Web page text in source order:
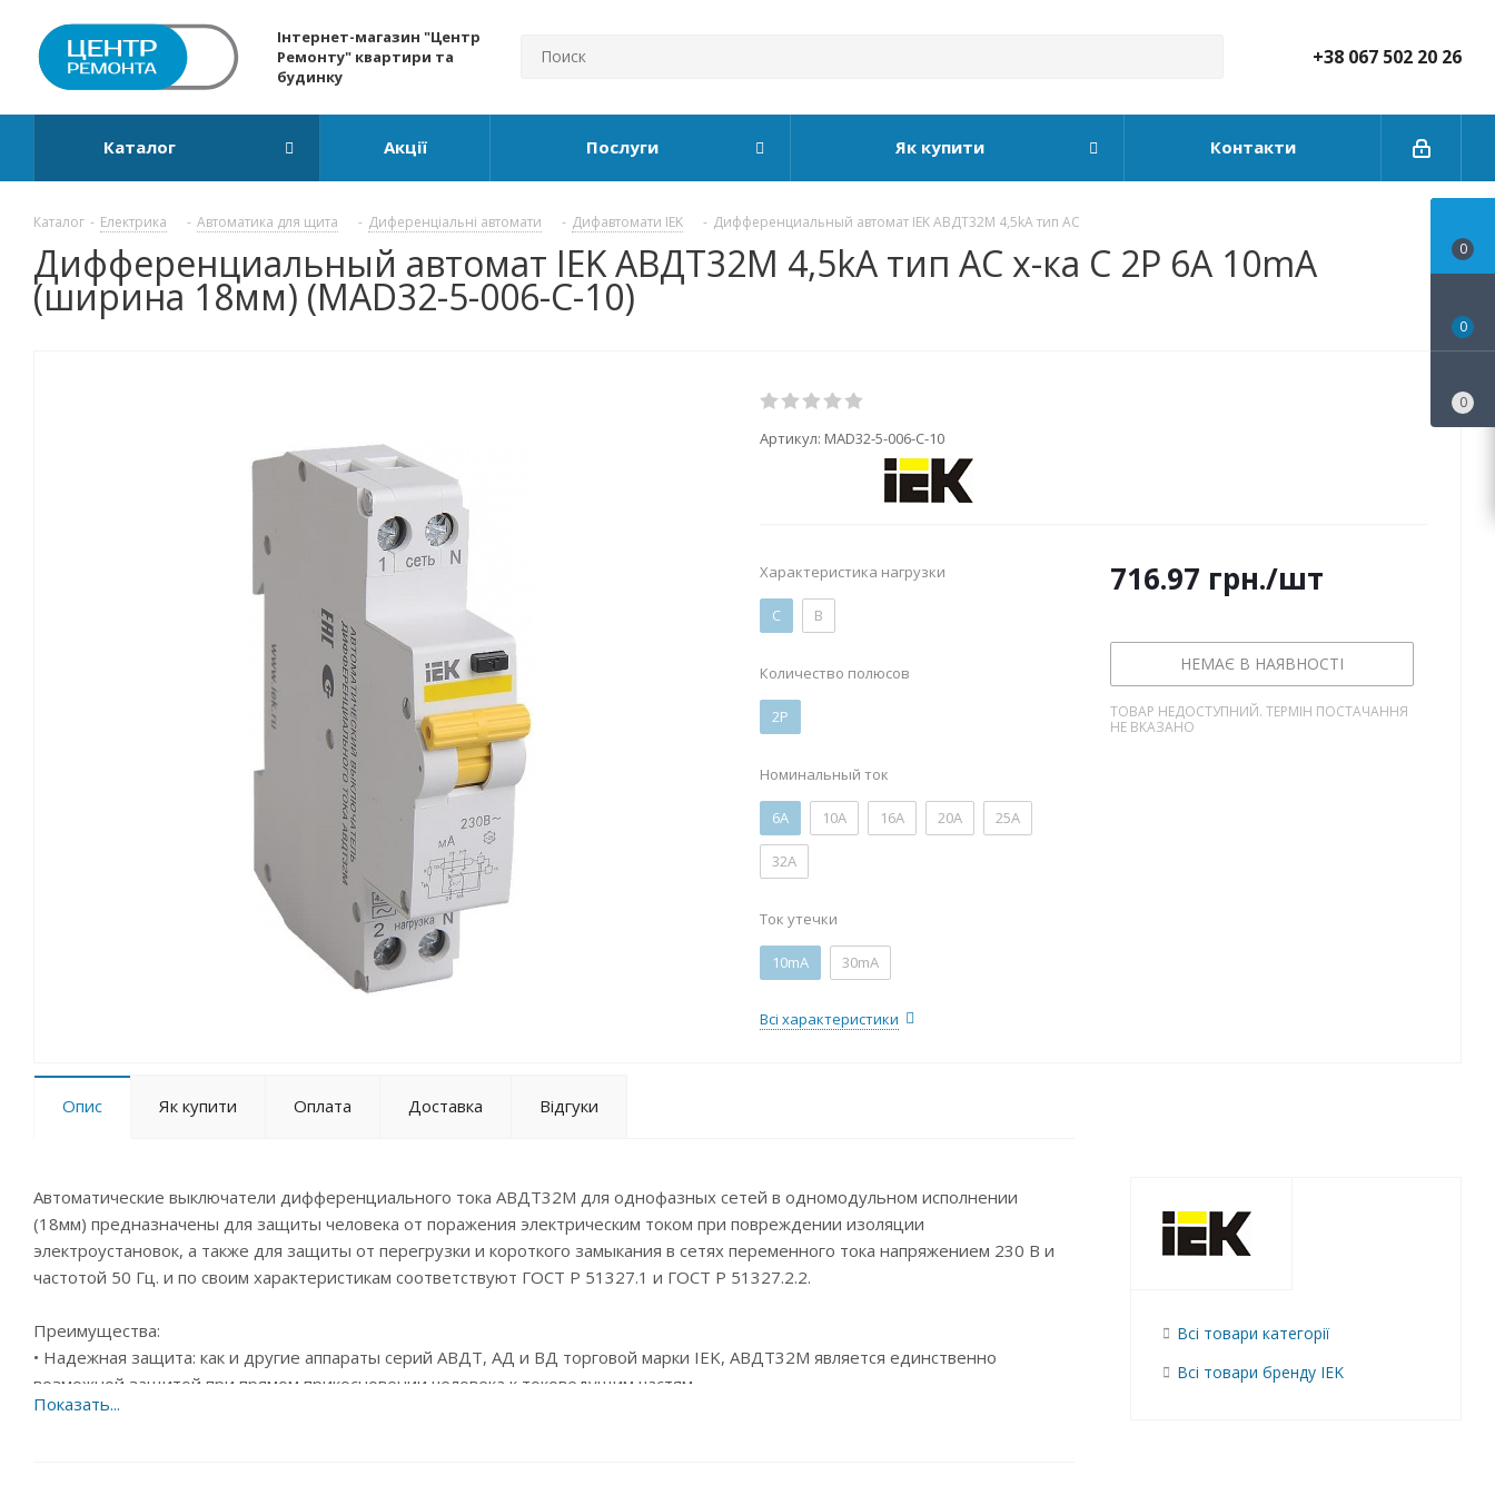
Інтернет-магазин "Центр
Ремонту" квартири та
будинку
+38 067 502 20 26
Каталог Акції Послуги Як купити Контакти
Каталог - Електрика - Автоматика для щита - Диференціальні автомати - Дифавтомати IEK - Дифференциальный автомат IEK АВДТ32М 4,5kA тип АС
Дифференциальный автомат IEK АВДТ32М 4,5kA тип АС х-ка C 2P 6А 10mA
(ширина 18мм) (MAD32-5-006-C-10)
Артикул: MAD32-5-006-C-10
Характеристика нагрузки
C B
Количество полюсов
2P
Номинальный ток
6А 10А 16А 20А 25А
32А
Ток утечки
10mA 30mA
Всі характеристики
716.97 грн./шт
НЕМАЄ В НАЯВНОСТІ
ТОВАР НЕДОСТУПНИЙ. ТЕРМІН ПОСТАЧАННЯ
НЕ ВКАЗАНО
Опис Як купити Оплата Доставка Відгуки
Автоматические выключатели дифференциального тока АВДТ32М для однофазных сетей в одномодульном исполнении
(18мм) предназначены для защиты человека от поражения электрическим током при повреждении изоляции
электроустановок, а также для защиты от перегрузки и короткого замыкания в сетях переменного тока напряжением 230 В и
частотой 50 Гц. и по своим характеристикам соответствуют ГОСТ Р 51327.1 и ГОСТ Р 51327.2.2.
Преимущества:
• Надежная защита: как и другие аппараты серий АВДТ, АД и ВД торговой марки IEK, АВДТ32М является единственно
возможной защитой при прямом прикосновении человека к токоведущим частям.
• Безопасность эксплуатации: благодаря специально разработанной специалистами ГК IEK схеме подключения тестирующей
Всі товари категорії
Всі товари бренду IEK
0
0
0